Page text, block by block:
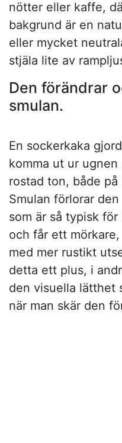
nötter eller kaffe,
bakgrund är en
eller mycket
stjäla lite av
Den förändrar
smulan.
En sockerkaka
komma ut ur
rostad ton, både
Smulan förlorar
som är så typisk
och får ett
med mer rustikt
detta ett plus, i
den visuella lätthet
när man skär den